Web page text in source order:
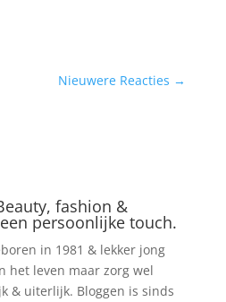
Nieuwere Reacties →
fashion &
persoonlijke touch.
in 1981 & lekker jong
het leven maar zorg wel
& uiterlijk. Bloggen is sinds